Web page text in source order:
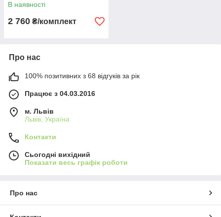
В наявності
2 760 ₴/комплект
Про нас
100% позитивних з 68 відгуків за рік
Працює з 04.03.2016
м. Львів
Львів, Україна
Контакти
Сьогодні вихідний
Показати весь графік роботи
Про нас